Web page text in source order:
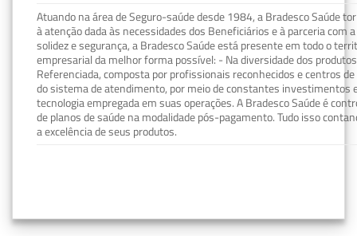
Atuando na área de Seguro-saúde desde 1984, a Bradesco Saúde
à atenção dada às necessidades dos Beneficiários e à parceria com
solidez e segurança, a Bradesco Saúde está presente em todo o
empresarial da melhor forma possível: - Na diversidade dos
Referenciada, composta por profissionais reconhecidos e centros
do sistema de atendimento, por meio de constantes investimentos
tecnologia empregada em suas operações. A Bradesco Saúde é
de planos de saúde na modalidade pós-pagamento. Tudo isso
a excelência de seus produtos.